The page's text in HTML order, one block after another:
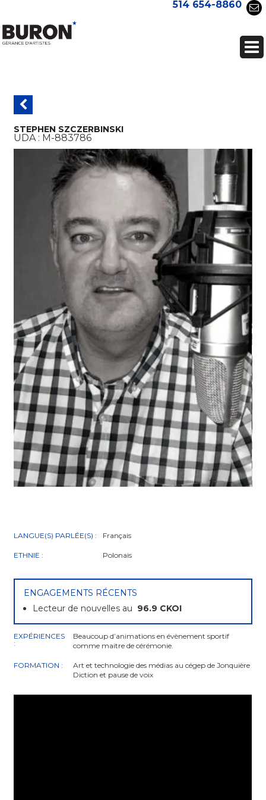
514 654-8860
STEPHEN SZCZERBINSKI
UDA : M-883786
LANGUE(S) PARLÉE(S) : Français
ETHNIE : Polonais
ENGAGEMENTS RÉCENTS
Lecteur de nouvelles au 96.9 CKOI
EXPÉRIENCES
:
Beaucoup d’animations en évènement sportif
comme maitre de cérémonie.
FORMATION :
Art et technologie des médias au cégep de Jonquière
Diction et pause de voix